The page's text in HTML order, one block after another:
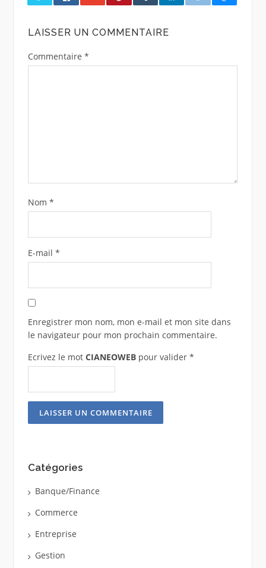
LAISSER UN COMMENTAIRE
Commentaire *
Nom *
E-mail *
Enregistrer mon nom, mon e-mail et mon site dans
le navigateur pour mon prochain commentaire.
Ecrivez le mot CIANEOWEBpour valider *
Catégories
Banque/Finance
Commerce
Entreprise
Gestion